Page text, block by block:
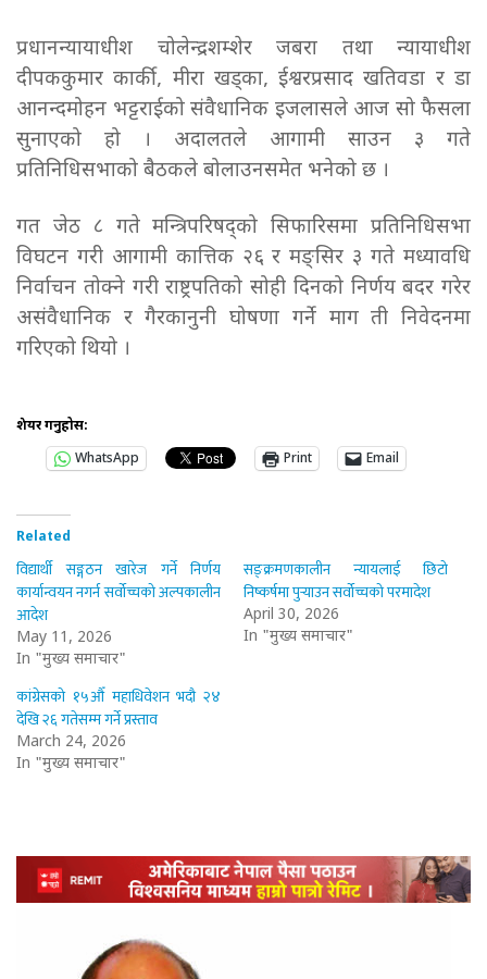
प्रधानन्यायाधीश चोलेन्द्रशम्शेर जबरा तथा न्यायाधीश
दीपककुमार कार्की, मीरा खड्का, ईश्वरप्रसाद खतिवडा र डा
आनन्दमोहन भट्टराईको संवैधानिक इजलासले आज सो फैसला
सुनाएको हो । अदालतले आगामी साउन ३ गते
प्रतिनिधिसभाको बैठकले बोलाउनसमेत भनेको छ ।
गत जेठ ८ गते मन्त्रिपरिषद्को सिफारिसमा प्रतिनिधिसभा
विघटन गरी आगामी कात्तिक २६ र मङ्सिर ३ गते मध्यावधि
निर्वाचन तोक्ने गरी राष्ट्रपतिको सोही दिनको निर्णय बदर गरेर
असंवैधानिक र गैरकानुनी घोषणा गर्ने माग ती निवेदनमा
गरिएको थियो ।
शेयर गर्नुहोस:
WhatsApp
Print Email
Related
विद्यार्थी सङ्गठन खारेज गर्ने निर्णय
कार्यान्वयन नगर्न सर्वोच्चको अल्पकालीन
आदेश
May 11, 2026
In "मुख्य समाचार"
सङ्क्रमणकालीन न्यायलाई छिटो
निष्कर्षमा पुर्‍याउन सर्वोच्चको परमादेश
April 30, 2026
In "मुख्य समाचार"
कांग्रेसको १५औँ महाधिवेशन भदौ २४
देखि २६ गतेसम्म गर्ने प्रस्ताव
March 24, 2026
In "मुख्य समाचार"